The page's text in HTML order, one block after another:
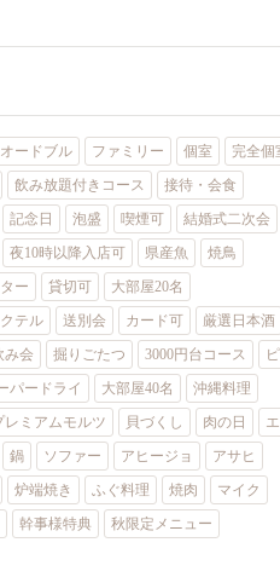
オードブル ファミリー 個室
完全個
飲み放題付きコース
接待・会食
記念日 泡盛 喫煙可
結婚式二次会
夜10時以降入店可 県産魚
焼鳥
ー 貸切可
大部屋20名
テル 送別会 カード可
厳選日本酒
み会 掘りごたつ 3000円台コース
パードライ 大部屋40名
沖縄料理
レミアムモルツ 貝づくし 肉の日
鍋 ソファー アヒージョ
アサヒ
炉端焼き ふぐ料理 焼肉
マイク
幹事様特典
秋限定メニュー